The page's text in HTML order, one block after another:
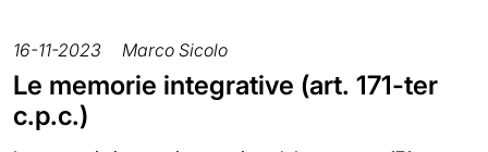
16-11-2023 Marco Sicolo
Le memorie integrative (art. 171-ter
c.p.c.)